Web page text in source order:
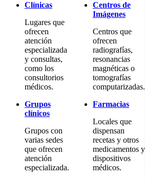
Clínicas
Lugares que
ofrecen
atención
especializada
y consultas,
como los
consultorios
médicos.
Grupos
clínicos
Grupos con
varias sedes
que ofrecen
atención
especializada.
Centros de
Imágenes
Centros que
ofrecen
radiografías,
resonancias
magnéticas o
tomografías
computarizadas.
Farmacias
Locales que
dispensan
recetas y otros
medicamentos y
dispositivos
médicos.